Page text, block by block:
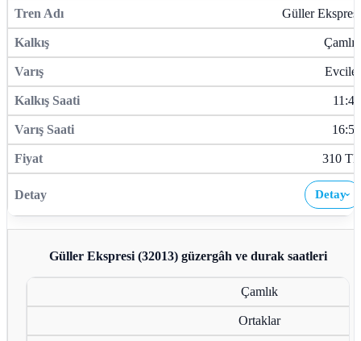
Güller Ekspresi
Çamlık
Evciler
11:46
16:50
310 TL
Detay›
Güller Ekspresi (32013)güzergâh ve durak saatleri
Çamlık
Ortaklar